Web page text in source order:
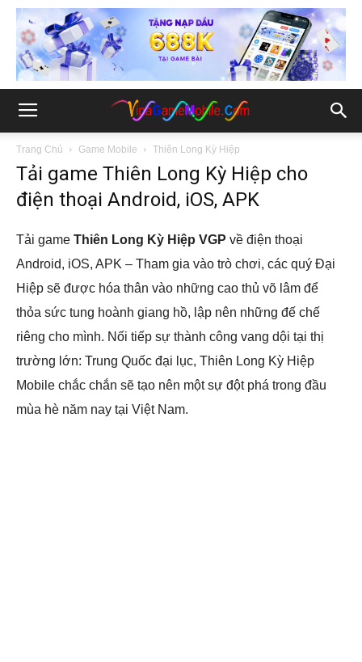
Trang Chủ Game Mobile Thiên Long Kỳ Hiệp
Tải game Thiên Long Kỳ Hiệp cho
điện thoại Android, iOS, APK
Tải game Thiên Long Kỳ Hiệp VGP về điện thoại
Android, iOS, APK – Tham gia vào trò chơi, các quý Đại
Hiệp sẽ được hóa thân vào những cao thủ võ lâm để
thỏa sức tung hoành giang hồ, lập nên những đế chế
riêng cho mình. Nối tiếp sự thành công vang dội tại thị
trường lớn: Trung Quốc đại lục, Thiên Long Kỳ Hiệp
Mobile chắc chắn sẽ tạo nên một sự đột phá trong đầu
mùa hè năm nay tại Việt Nam.